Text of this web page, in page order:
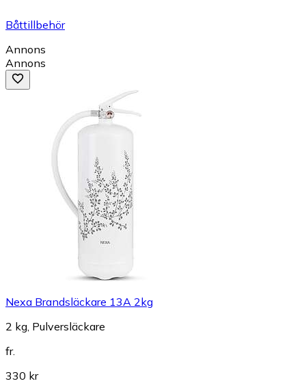
Båttillbehör
Annons
Annons
Nexa Brandsläckare 13A 2kg
2 kg, Pulversläckare
fr.
330 kr